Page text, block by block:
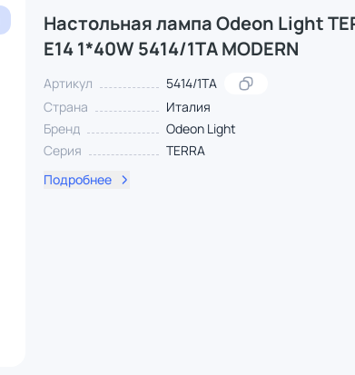
Настольная лампа Odeon Light
E14 1*40W 5414/1TA MODERN
Артикул
5414/1TA
Страна
Италия
Бренд
Odeon Light
Серия
TERRA
Подробнее